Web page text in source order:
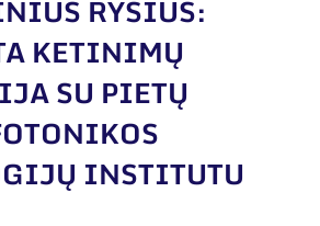
bei asociacijose
rekvizitai
kontaktai
RYŠIUS:
KETINIMŲ
SU PIETŲ
INSTITUTU